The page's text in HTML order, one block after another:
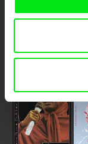
festivalů